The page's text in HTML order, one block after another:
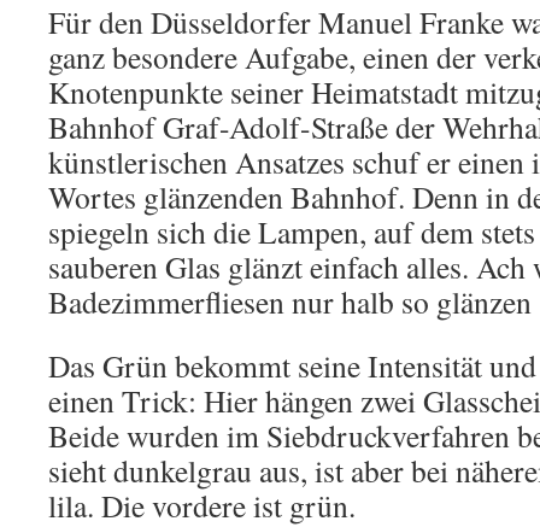
Für den Düsseldorfer Manuel Franke
ganz besondere Aufgabe, einen der
Knotenpunkte seiner Heimatstadt
Bahnhof Graf-Adolf-Straße der
künstlerischen Ansatzes schuf er einen
Wortes glänzenden Bahnhof. Denn in
spiegeln sich die Lampen, auf dem
sauberen Glas glänzt einfach alles.
Badezimmerfliesen nur halb so
Das Grün bekommt seine Intensität
einen Trick: Hier hängen zwei
Beide wurden im Siebdruckverfahren
sieht dunkelgrau aus, ist aber bei
lila. Die vordere ist grün.